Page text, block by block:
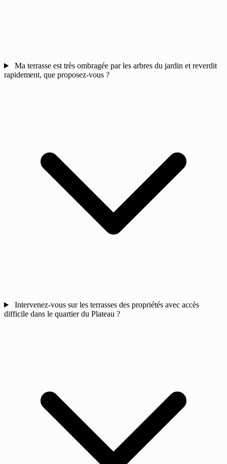
Ma terrasse est très ombragée par les arbres du jardin et reverdit
rapidement, que proposez-vous ?
Intervenez-vous sur les terrasses des propriétés avec accès
difficile dans le quartier du Plateau ?